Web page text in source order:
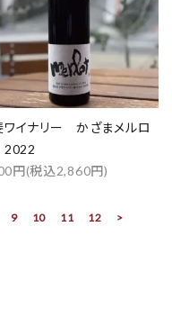
ワイナリー かざまメルロ
円(税込2,860円)
9 10 11 12 >